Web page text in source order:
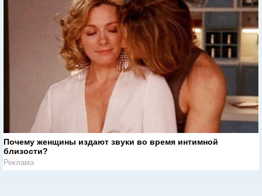
Почему женщины издают звуки во время интимной
близости?
Реклама